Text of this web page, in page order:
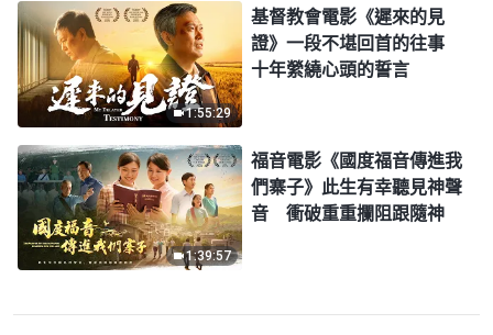
1:55:29
基督教會電影《遲來的見
證》一段不堪回首的往事
十年縈繞心頭的誓言
1:39:57
福音電影《國度福音傳進我
們寨子》此生有幸聽見神聲
音 衝破重重攔阻跟隨神